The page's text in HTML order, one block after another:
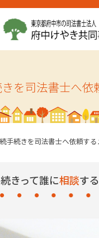
TOP
初めての方へ
よくある質問
お知らせ
遺言書作成
コラム
を司法書士へ依
手続きを司法書士へ依頼する
きって誰に相談す